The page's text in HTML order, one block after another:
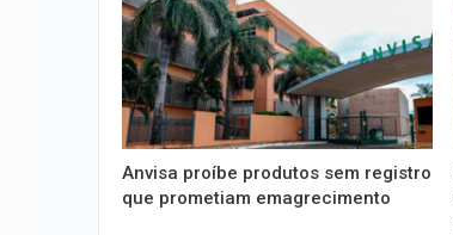
Anvisa proíbe produtos sem registro
que prometiam emagrecimento